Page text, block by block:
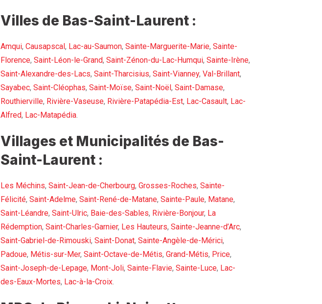
Villes de Bas-Saint-Laurent :
Amqui, Causapscal , Lac-au-Saumon, Sainte-Marguerite-Marie, Sainte-
Florence, Saint-Léon-le-Grand, Saint-Zénon-du-Lac-Humqui, Sainte-Irène,
Saint-Alexandre-des-Lacs, Saint-Tharcisius, Saint-Vianney, Val-Brillant,
Sayabec, Saint-Cléophas, Saint-Moïse, Saint-Noël , Saint-Damase,
Routhierville, Rivière-Vaseuse, Rivière-Patapédia-Est, Lac-Casault, Lac-
Alfred, Lac-Matapédia.
Villages et Municipalités de Bas-
Saint-Laurent :
Les Méchins, Saint-Jean-de-Cherbourg, Grosses-Roches, Sainte-
Félicité, Saint-Adelme, Saint-René-de-Matane, Sainte-Paule, Matane,
Saint-Léandre, Saint-Ulric, Baie-des-Sables, Rivière-Bonjour, La
Rédemption, Saint-Charles-Garnier, Les Hauteurs, Sainte-Jeanne-d’Arc,
Saint-Gabriel-de-Rimouski, Saint-Donat, Sainte-Angèle-de-Mérici,
Padoue, Métis-sur-Mer, Saint-Octave-de-Métis, Grand-Métis, Price,
Saint-Joseph-de-Lepage, Mont-Joli, Sainte-Flavie, Sainte-Luce, Lac-
des-Eaux-Mortes, Lac-à-la-Croix.